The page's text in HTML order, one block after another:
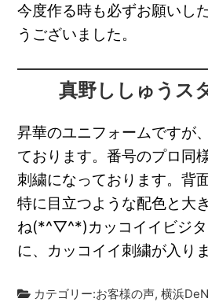
今度作る時も必ずお願いし
うございました。
真野ししゅうス
昇華のユニフォームですが
ております。番号のプロ同
刺繍になっております。背
特に目立つような配色と大
ね(*^▽^*)カッコイイビジ
に、カッコイイ刺繍が入り
カテゴリー:お客様の声,横浜